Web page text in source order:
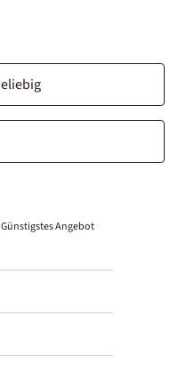
Günstigstes Angebot